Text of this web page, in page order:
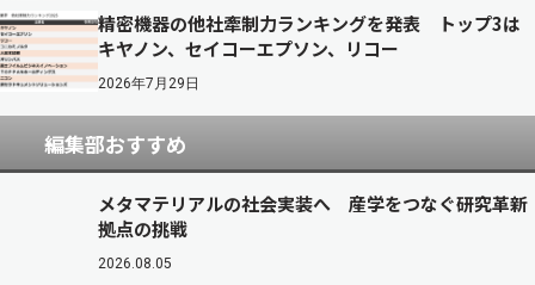
精密機器の他社牽制力ランキングを発表 トップ3は
キヤノン、セイコーエプソン、リコー
2026年7月29日
編集部おすすめ
メタマテリアルの社会実装へ 産学をつなぐ研究革新
拠点の挑戦
2026.08.05